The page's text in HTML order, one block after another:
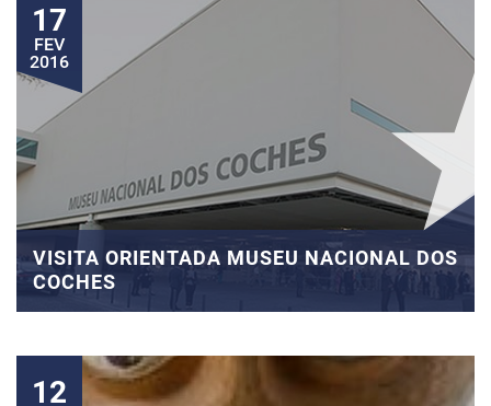
17
FEV
2016
VISITA ORIENTADA MUSEU NACIONAL DOS
COCHES
12